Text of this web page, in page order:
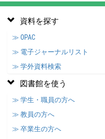
資料を探す
≫ OPAC
≫ 電子ジャーナルリスト
≫ 学外資料検索
図書館を使う
≫ 学生・職員の方へ
≫ 教員の方へ
≫ 卒業生の方へ